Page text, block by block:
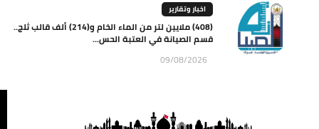
اخبار وتقارير
(408) ملايين لتر من الماء الخام و(214) ألف قالب ثلج..
قسم الصيانة في العتبة الحس...
09/08/2026